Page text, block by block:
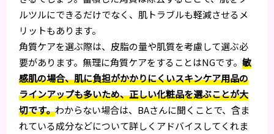
ルツルにできるだけでなく、肌トラブルも軽減させるメ
リットもあります。
角質ケアを選ぶ際は、皮脂の量や肌質を考慮して選ぶ必
要があります。無理に角質ケアをすることはNGです。敏
感肌の場合、肌に負担がかかりにくいスキンケア用品の
ラインアップも多いため、正しい化粧品を選ぶことが大
切です。わからない場合は、BAさんに聞くことで、含ま
れている成分などについて詳しくアドバイスしてくれま